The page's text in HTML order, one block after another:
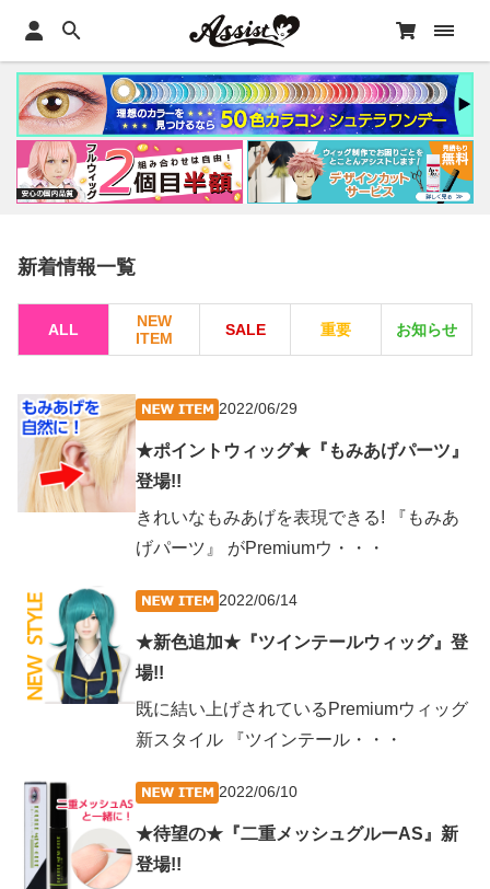
新着情報一覧
ALL
NEW
ITEM
SALE 重要 お知らせ
2022/06/29
★ポイントウィッグ★『もみあげパーツ』
登場!!
きれいなもみあげを表現できる! 『もみあ
げパーツ』 がPremiumウ・・・
2022/06/14
★新色追加★『ツインテールウィッグ』登
場!!
既に結い上げされているPremiumウィッグ
新スタイル 『ツインテール・・・
2022/06/10
★待望の★『二重メッシュグルーAS』新
登場!!